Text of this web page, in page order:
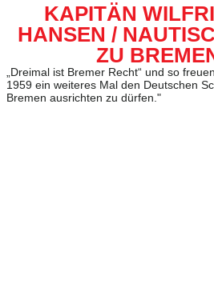
KAPITÄN
HANSEN /
ZU
„Dreimal ist Bremer Recht“ und so
1959 ein weiteres Mal den Deutschen
Bremen ausrichten zu dürfen."